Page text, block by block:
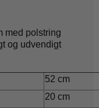
med polstring
og udvendigt
52 cm
20 cm